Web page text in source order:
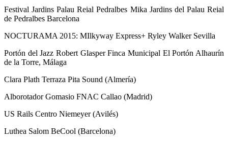
Festival Jardins Palau Reial Pedralbes Mika Jardins del Palau Reial
de Pedralbes Barcelona
NOCTURAMA 2015: MIlkyway Express+ Ryley Walker Sevilla
Portón del Jazz Robert Glasper Finca Municipal El Portón Alhaurín
de la Torre, Málaga
Clara Plath Terraza Pita Sound (Almería)
Alborotador Gomasio FNAC Callao (Madrid)
US Rails Centro Niemeyer (Avilés)
Luthea Salom BeCool (Barcelona)